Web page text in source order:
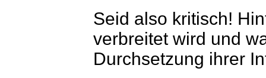
Seid also kritisch!
verbreitet wird und
Durchsetzung ihrer